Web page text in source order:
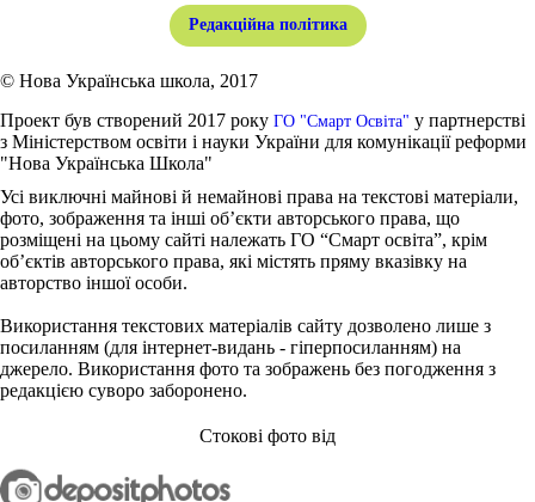
Редакційна політика
© Нова Українська школа, 2017
Проект був створений 2017 року ГО "Смарт Освіта" у партнерстві
з Міністерством освіти і науки України для комунікації реформи
"Нова Українська Школа"
Усі виключні майнові й немайнові права на текстові матеріали,
фото, зображення та інші об’єкти авторського права, що
розміщені на цьому сайті належать ГО “Смарт освіта”, крім
об’єктів авторського права, які містять пряму вказівку на
авторство іншої особи.
Використання текстових матеріалів сайту дозволено лише з
посиланням (для інтернет-видань - гіперпосиланням) на
джерело. Використання фото та зображень без погодження з
редакцією суворо заборонено.
Стокові фото від